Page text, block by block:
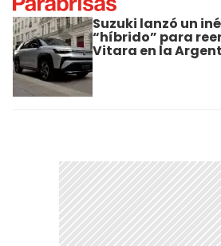
Suzuki lanzó un
“híbrido” para
Vitara en la